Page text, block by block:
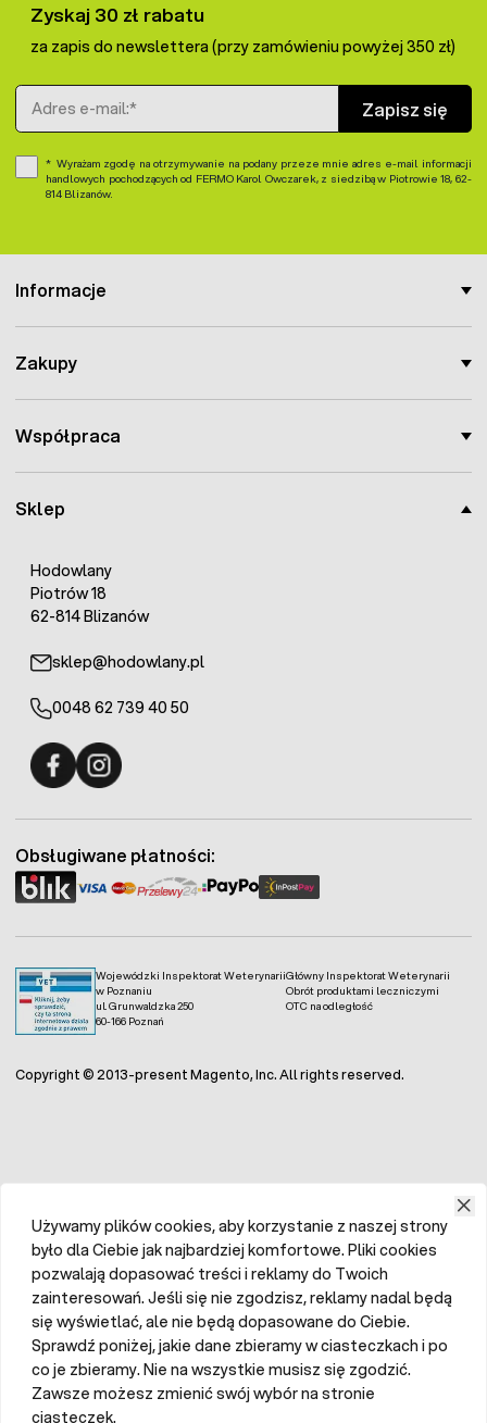
Sklep
Hodowlany
Piotrów 18
62-814 Blizanów
sklep@hodowlany.pl
0048 62 739 40 50
Informacje
Zakupy
Współpraca
Zyskaj 30 zł rabatu
za zapis do newslettera (przy zamówieniu powyżej 350 zł)
Adres e-mail
Zapisz się
Wyrażam zgodę na otrzymywanie na podany przeze mnie adres e-mail informacji
handlowych pochodzących od FERMO Karol Owczarek, z siedzibą w Piotrowie 18, 62-
814 Blizanów.
Wojewódzki Inspektorat Weterynarii
w Poznaniu
ul. Grunwaldzka 250
60-166 Poznań
Główny Inspektorat Weterynarii
Obrót produktami leczniczymi
OTC na odległość
Obsługiwane płatności:
Copyright © 2013-present Magento, Inc. All rights reserved.
Używamy plików cookies, aby korzystanie z naszej strony
było dla Ciebie jak najbardziej komfortowe. Pliki cookies
pozwalają dopasować treści i reklamy do Twoich
zainteresowań. Jeśli się nie zgodzisz, reklamy nadal będą
się wyświetlać, ale nie będą dopasowane do Ciebie.
Sprawdź poniżej, jakie dane zbieramy w ciasteczkach i po
co je zbieramy. Nie na wszystkie musisz się zgodzić.
Zawsze możesz zmienić swój wybór na stronie
ciasteczek.